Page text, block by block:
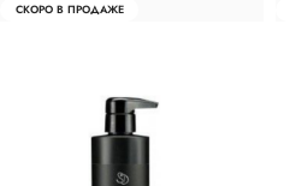
СКОРО В ПРОДАЖЕ